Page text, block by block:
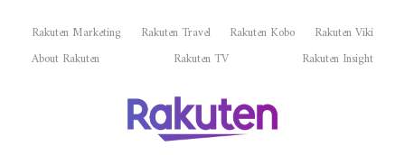
Rakuten Viki
Rakuten Kobo
Rakuten Travel
Rakuten Marketing
Rakuten Insight
Rakuten TV
About Rakuten